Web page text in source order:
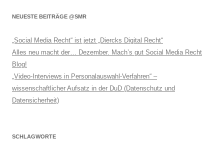
NEUESTE BEITRÄGE @SMR
„Social Media Recht“ ist jetzt „Diercks Digital Recht“
Alles neu macht der… Dezember. Mach’s gut Social Media Recht
Blog!
„Video-Interviews in Personalauswahl-Verfahren“ –
wissenschaftlicher Aufsatz in der DuD (Datenschutz und
Datensicherheit)
SCHLAGWORTE